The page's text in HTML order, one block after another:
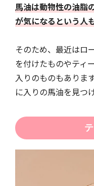
馬油は動物性の油脂
が気になるという人
そのため、最近はロ
を付けたものやティ
入りのものもありま
に入りの馬油を見つ